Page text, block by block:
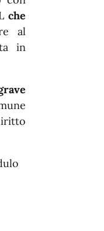
che
al
in